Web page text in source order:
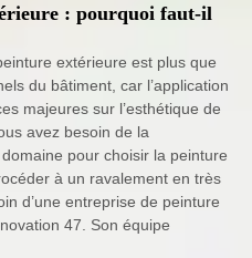
: pourquoi faut-il
extérieure est plus que
du bâtiment, car l’application
majeures sur l’esthétique de
avez besoin de la
pour choisir la peinture
à un ravalement en très
d’une entreprise de peinture
47. Son équipe